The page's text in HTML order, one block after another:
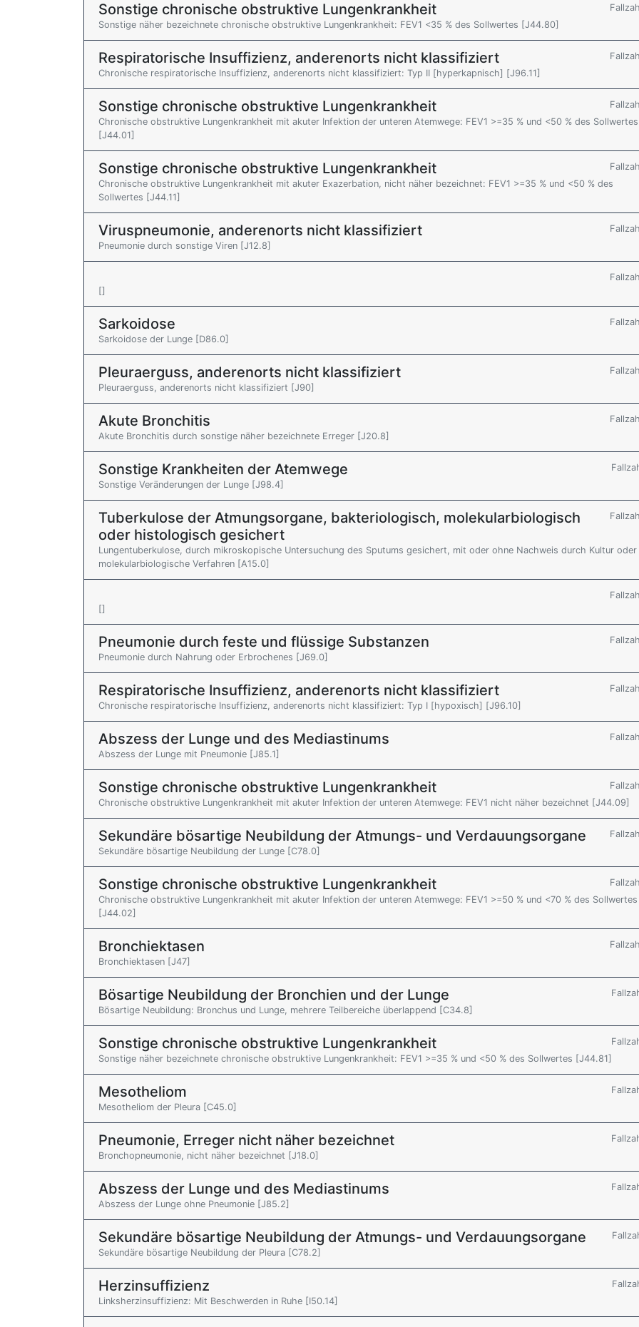
Sonstige chronische obstruktive Lungenkrankheit
Sonstige näher bezeichnete chronische obstruktive Lungenkrankheit: FEV1 <35 % des Sollwertes [J44.80]
Respiratorische Insuffizienz, anderenorts nicht klassifiziert
Chronische respiratorische Insuffizienz, anderenorts nicht klassifiziert: Typ II [hyperkapnisch] [J96.11]
Sonstige chronische obstruktive Lungenkrankheit
Chronische obstruktive Lungenkrankheit mit akuter Infektion der unteren Atemwege: FEV1 >=35 % und <50 % des Sollwertes
[J44.01]
Sonstige chronische obstruktive Lungenkrankheit
Chronische obstruktive Lungenkrankheit mit akuter Exazerbation, nicht näher bezeichnet: FEV1 >=35 % und <50 % des
Sollwertes [J44.11]
Viruspneumonie, anderenorts nicht klassifiziert
Pneumonie durch sonstige Viren [J12.8]
[]
Sarkoidose
Sarkoidose der Lunge [D86.0]
Pleuraerguss, anderenorts nicht klassifiziert
Pleuraerguss, anderenorts nicht klassifiziert [J90]
Akute Bronchitis
Akute Bronchitis durch sonstige näher bezeichnete Erreger [J20.8]
Sonstige Krankheiten der Atemwege
Sonstige Veränderungen der Lunge [J98.4]
Tuberkulose der Atmungsorgane, bakteriologisch, molekularbiologisch
oder histologisch gesichert
Lungentuberkulose, durch mikroskopische Untersuchung des Sputums gesichert, mit oder ohne Nachweis durch Kultur oder
molekularbiologische Verfahren [A15.0]
[]
Pneumonie durch feste und flüssige Substanzen
Pneumonie durch Nahrung oder Erbrochenes [J69.0]
Respiratorische Insuffizienz, anderenorts nicht klassifiziert
Chronische respiratorische Insuffizienz, anderenorts nicht klassifiziert: Typ I [hypoxisch] [J96.10]
Abszess der Lunge und des Mediastinums
Abszess der Lunge mit Pneumonie [J85.1]
Sonstige chronische obstruktive Lungenkrankheit
Chronische obstruktive Lungenkrankheit mit akuter Infektion der unteren Atemwege: FEV1 nicht näher bezeichnet [J44.09]
Sekundäre bösartige Neubildung der Atmungs- und Verdauungsorgane
Sekundäre bösartige Neubildung der Lunge [C78.0]
Sonstige chronische obstruktive Lungenkrankheit
Chronische obstruktive Lungenkrankheit mit akuter Infektion der unteren Atemwege: FEV1 >=50 % und <70 % des Sollwertes
[J44.02]
Bronchiektasen
Bronchiektasen [J47]
Bösartige Neubildung der Bronchien und der Lunge
Bösartige Neubildung: Bronchus und Lunge, mehrere Teilbereiche überlappend [C34.8]
Sonstige chronische obstruktive Lungenkrankheit
Sonstige näher bezeichnete chronische obstruktive Lungenkrankheit: FEV1 >=35 % und <50 % des Sollwertes [J44.81]
Mesotheliom
Mesotheliom der Pleura [C45.0]
Pneumonie, Erreger nicht näher bezeichnet
Bronchopneumonie, nicht näher bezeichnet [J18.0]
Abszess der Lunge und des Mediastinums
Abszess der Lunge ohne Pneumonie [J85.2]
Sekundäre bösartige Neubildung der Atmungs- und Verdauungsorgane
Sekundäre bösartige Neubildung der Pleura [C78.2]
Herzinsuffizienz
Linksherzinsuffizienz: Mit Beschwerden in Ruhe [I50.14]